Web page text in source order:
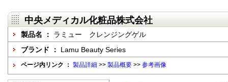
中央メディカル化粧品株式会社
製品名 ： ラミュー クレンジングゲル
ブランド ： Lamu Beauty Series
ページ内リンク ： 製品詳細 >> 製品概要 >> 参考画像